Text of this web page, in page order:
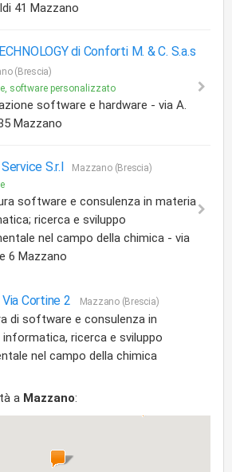
41 Mazzano
di Conforti M. & C. S.a.s
(Brescia)
software personalizzato
software e hardware - via A.
Mazzano
S.r.l
Mazzano (Brescia)
software e consulenza in materia
ricerca e sviluppo
nel campo della chimica - via
6 Mazzano
Cortine 2 Mazzano (Brescia)
di software e consulenza in
ricerca e sviluppo
nel campo della chimica
a Mazzano: